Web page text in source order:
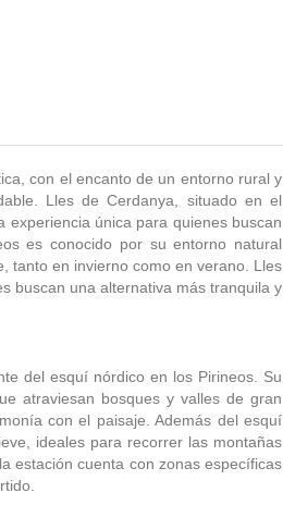
con el encanto de un entorno rural y
Lles de Cerdanya, situado en el
única para quienes buscan
es conocido por su entorno natural
tanto en invierno como en verano. Lles
buscan una alternativa más tranquila y
del esquí nórdico en los Pirineos. Su
atraviesan bosques y valles de gran
con el paisaje. Además del esquí
ideales para recorrer las montañas
estación cuenta con zonas específicas